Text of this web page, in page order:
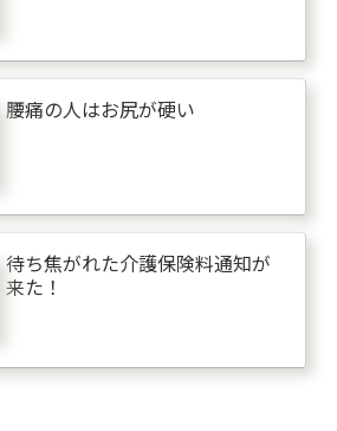
腰痛の人はお尻が硬い
待ち焦がれた介護保険料通知が
来た！